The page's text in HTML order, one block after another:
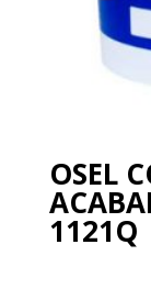
OSEL
1121Q